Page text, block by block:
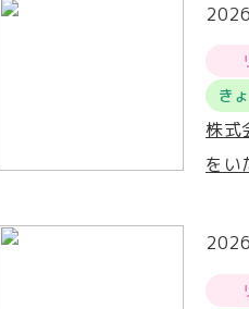
き
株式
をい